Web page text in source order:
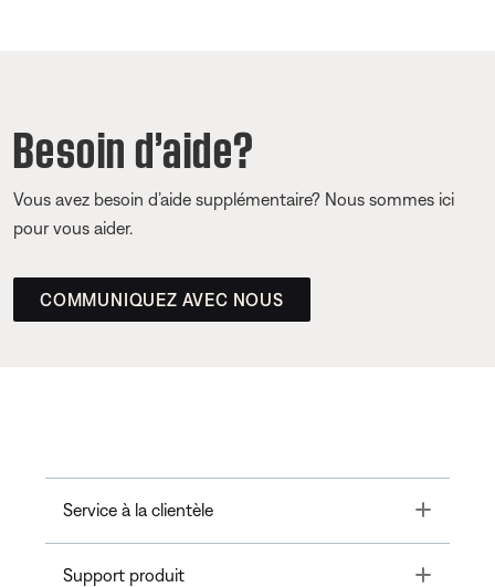
Besoin d’aide?
Vous avez besoin d’aide supplémentaire? Nous sommes ici
pour vous aider.
COMMUNIQUEZ AVEC NOUS
Service à la clientèle Toggle
Support produit Toggle